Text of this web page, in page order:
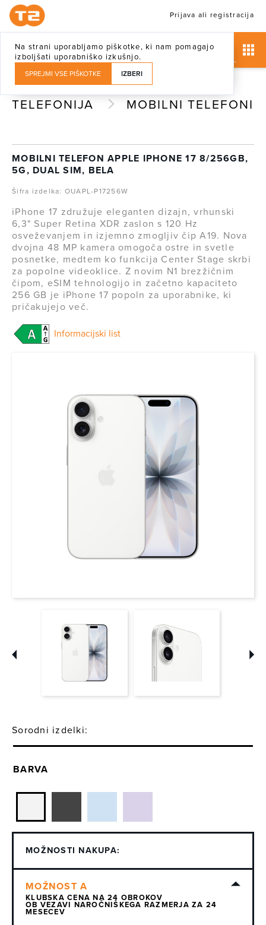
Na strani uporabljamo piškotke, ki nam pomagajo
izboljšati uporabniško izkušnjo.
SPREJMI VSE PIŠKOTKE IZBERI
Prijava ali registracija
TELEFONIJA MOBILNI TELEFONI
MOBILNI TELEFON APPLE IPHONE 17 8/256GB,
5G, DUAL SIM, BELA
Šifra izdelka: OUAPL-P17256W
iPhone 17 združuje eleganten dizajn, vrhunski
6,3" Super Retina XDR zaslon s 120 Hz
osveževanjem in izjemno zmogljiv čip A19. Nova
dvojna 48 MP kamera omogoča ostre in svetle
posnetke, medtem ko funkcija Center Stage skrbi
za popolne videoklice. Z novim N1 brezžičnim
čipom, eSIM tehnologijo in začetno kapaciteto
256 GB je iPhone 17 popoln za uporabnike, ki
pričakujejo več.
Informacijski list
Sorodni izdelki:
BARVA
MOŽNOSTI NAKUPA:
KLUBSKA CENA NA 24 OBROKOV
OB VEZAVI NAROČNIŠKEGA RAZMERJA ZA 24
MESECEV